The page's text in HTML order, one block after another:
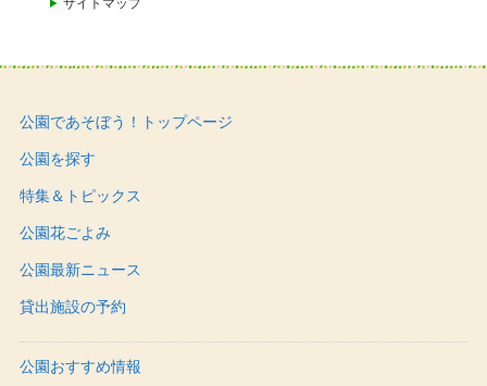
公園であそぼう！トップページ
公園を探す
特集＆トピックス
公園花ごよみ
公園最新ニュース
貸出施設の予約
公園おすすめ情報